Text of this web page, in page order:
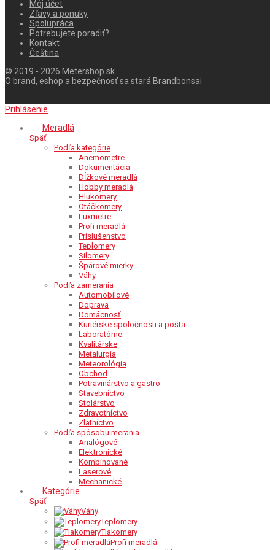
Môj účet
Zľavy a ponuky
Spolupráca
Potrebujete poradiť?
Kontakt
Čeština
© 2019 - 2026 Metershop.sk
O brand, eshop a bezpečnosť sa stará Brandbonsai
Prihlásenie
Meradlá
Späť
Podľa kategórie
Anemometre
Dokumentácia
Dĺžkové meradlá
Hobby meradlá
Hlukomery
Otáčkomery
Luxmetre
Profi meradlá
Príslušenstvo
Teplomery
Silomery
Špárové mierky
Váhy
Podľa zamerania
Automobilové
Doprava
Domácnosť
Kuriérske spoločnosti a pošta
Laboratórne
Kvalitárske
Metalurgia
Meteorológia
Obchod
Potravinárstvo a gastro
Stavebníctvo
Stolárstvo
Zdravotníctvo
Zlatníctvo
Podľa spôsobu merania
Analógové
Elektronické
Kombinované
Laserové
Mechanické
Kategórie
Späť
Váhy
Teplomery
Tlakomery
Profi meradlá